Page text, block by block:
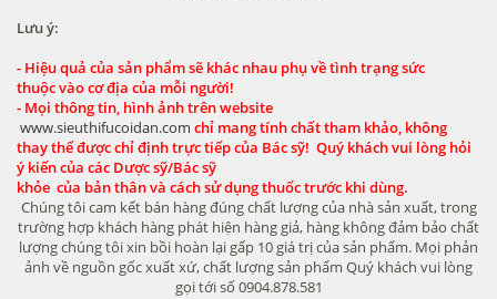
Lưu ý:
- Hiệu quả của sản phẩm sẽ khác nhau phụ về tình trạng sức
thuộc vào cơ địa của mỗi người!
- Mọi thông tin, hình ảnh trên website
www.sieuthifucoidan.com chỉ mang tính chất tham khảo, không
thay thế được chỉ định trực tiếp của Bác sỹ! Quý khách vui lòng hỏi
ý kiến của các Dược sỹ/Bác sỹ
khỏe của bản thân và cách sử dụng thuốc trước khi dùng.
Chúng tôi cam kết bán hàng đúng chất lượng của nhà sản xuất, trong
trường hợp khách hàng phát hiện hàng giả, hàng không đảm bảo chất
lượng chúng tôi xin bồi hoàn lại gấp 10 giá trị của sản phẩm. Mọi phản
ảnh về nguồn gốc xuất xứ, chất lượng sản phẩm Quý khách vui lòng
gọi tới số 0904.878.581